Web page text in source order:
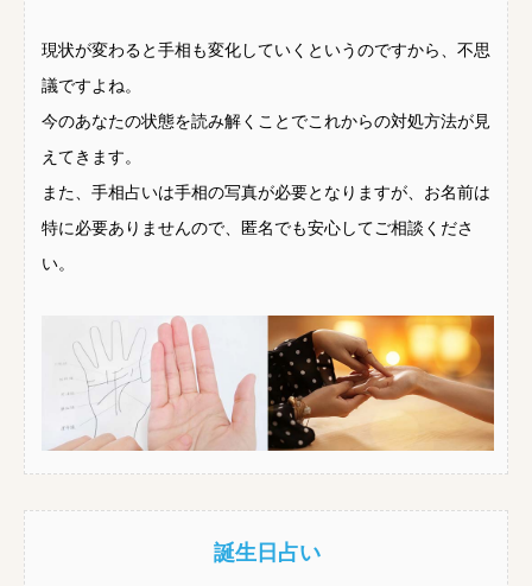
現状が変わると手相も変化していくというのですから、不思
議ですよね。
今のあなたの状態を読み解くことでこれからの対処方法が見
えてきます。
また、手相占いは手相の写真が必要となりますが、お名前は
特に必要ありませんので、匿名でも安心してご相談くださ
い。
誕生日占い